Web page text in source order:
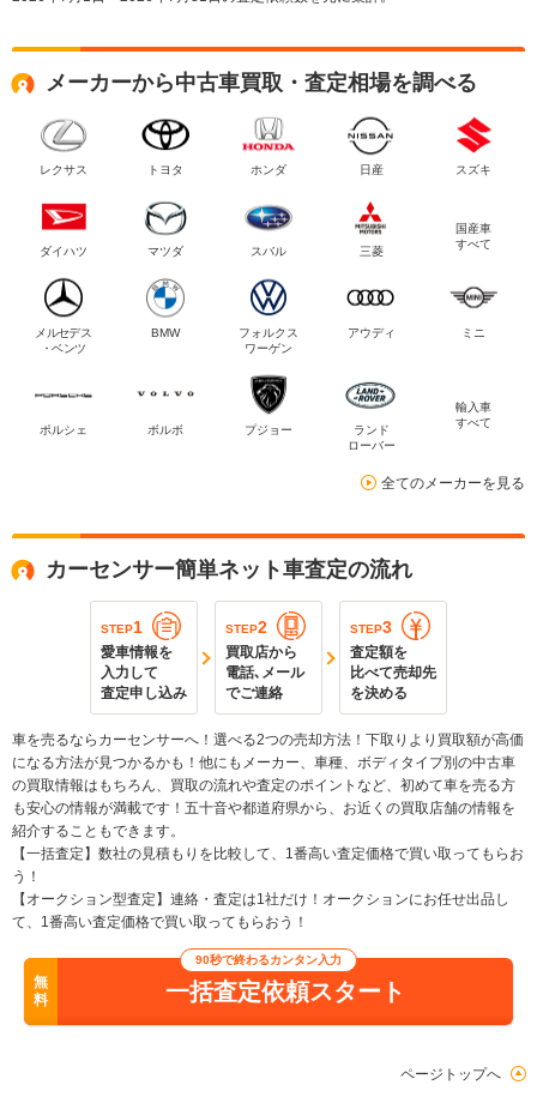
メーカーから中古車買取・査定相場を調べる
レクサス トヨタ ホンダ 日産 スズキ
ダイハツ マツダ スバル 三菱
国産車
すべて
メルセデス
・ベンツ
BMW
フォルクス
ワーゲン
アウディ ミニ
ポルシェ ボルボ プジョー
ランド
ローバー
輸入車
すべて
全てのメーカーを見る
カーセンサー簡単ネット車査定の流れ
STEP1
愛車情報を
入力して
査定申し込み
STEP2
買取店から
電話､メール
でご連絡
STEP3
査定額を
比べて売却先
を決める
車を売るならカーセンサーへ！選べる2つの売却方法！下取りより買取額が高価
になる方法が見つかるかも！他にもメーカー、車種、ボディタイプ別の中古車
の買取情報はもちろん、買取の流れや査定のポイントなど、初めて車を売る方
も安心の情報が満載です！五十音や都道府県から、お近くの買取店舗の情報を
紹介することもできます。
【一括査定】数社の見積もりを比較して、1番高い査定価格で買い取ってもらお
う！
【オークション型査定】連絡・査定は1社だけ！オークションにお任せ出品し
て、1番高い査定価格で買い取ってもらおう！
無
料
90秒で終わるカンタン入力
一括査定依頼スタート
ページトップへ